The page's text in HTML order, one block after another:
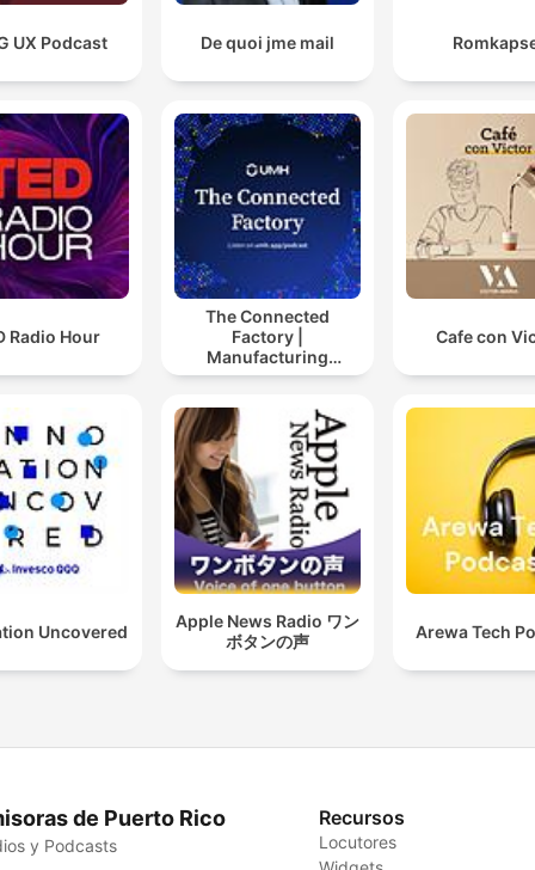
UX Podcast De quoi jme mail
Radio Hour
The Connected
Factory |
Manufacturing
Industry Podcast
Cafe con
Uncovered
Apple News Radio ワン
ボタンの声
Arewa Tech
de Puerto Rico
y Podcasts
Recursos
Locutores